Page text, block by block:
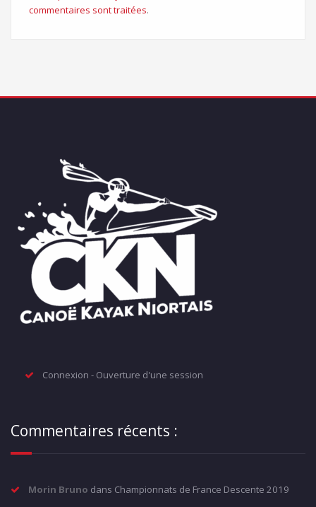
commentaires sont traitées.
Connexion - Ouverture d'une session
Commentaires récents :
Morin Bruno dans Championnats de France Descente 2019